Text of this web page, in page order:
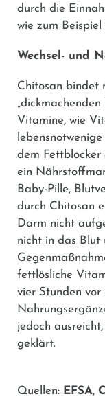
durch die
wie zum
Wechsel- und
Chitosan bindet
Vitamine, wie
dem Fettblocker
ein
Baby-Pille,
durch Chitosan
Darm nicht
nicht in das Blut
fettlösliche
vier Stunden vor
jedoch
geklärt.
Quellen: EFSA,